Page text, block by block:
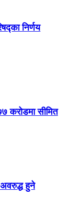
निर्णय
करोडमा सीमित
अवरुद्ध हुने